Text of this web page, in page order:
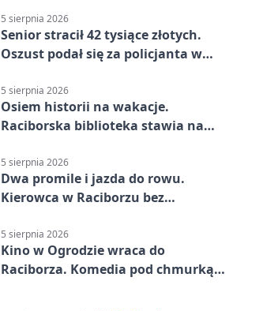
5 sierpnia 2026
Senior stracił 42 tysiące złotych.
Oszust podał się za policjanta w
5 sierpnia 2026
Osiem historii na wakacje.
Raciborska biblioteka stawia na
5 sierpnia 2026
Dwa promile i jazda do rowu.
Kierowca w Raciborzu bez
5 sierpnia 2026
Kino w Ogrodzie wraca do
Raciborza. Komedia pod chmurką